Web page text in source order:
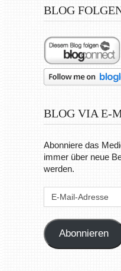
BLOG
BLOG VIA E-
Abonniere das
immer über neue
werden.
Abonnieren